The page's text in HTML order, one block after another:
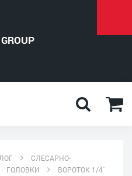
СЛЕСАРНО-
ГОЛОВКИ
ВОРОТОК 1/4`